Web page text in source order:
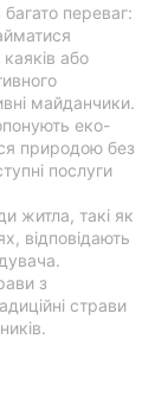
переваг:
або
майданчики.
еко-
природою без
послуги
житла, такі як
відповідають
з
страви